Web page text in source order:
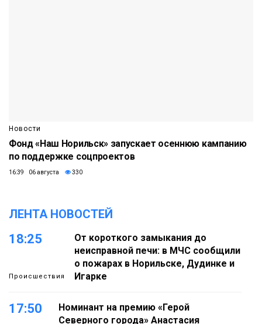
Новости
Фонд «Наш Норильск» запускает осеннюю кампанию
по поддержке соцпроектов
16:39 06 августа 330
ЛЕНТА НОВОСТЕЙ
18:25
Происшествия
От короткого замыкания до
неисправной печи: в МЧС сообщили
о пожарах в Норильске, Дудинке и
Игарке
17:50
Номинант на премию «Герой
Северного города» Анастасия